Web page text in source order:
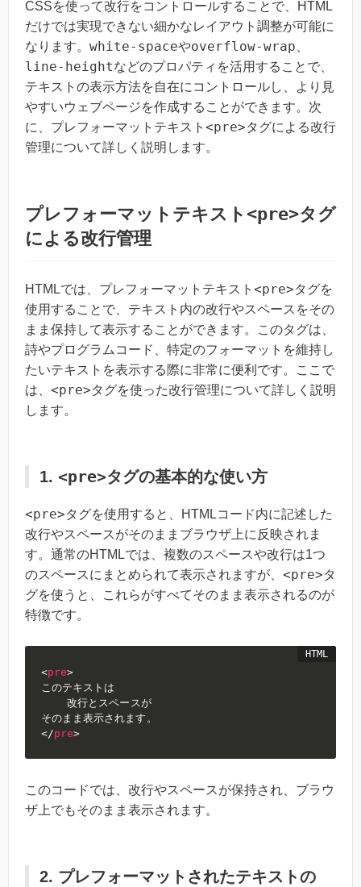
CSSを使って改行をコントロールすることで、HTML
だけでは実現できない細かなレイアウト調整が可能に
なります。 white-spaceやoverflow-wrap
line-heightなどのプロパティを活用することで、
テキストの表示方法を自在にコントロールし、より見
やすいウェブページを作成することができます。次
に、プレフォーマットテキスト <pre>タグによる改行
管理について詳しく説明します。
プレフォーマットテキスト <pre>タグ
による改行管理
HTMLでは、プレフォーマットテキスト <pre>タグを
使用することで、テキスト内の改行やスペースをその
まま保持して表示することができます。このタグは、
詩やプログラムコード、特定のフォーマットを維持し
たいテキストを表示する際に非常に便利です。ここで
は、 <pre>タグを使った改行管理について詳しく説明
します。
1. <pre>タグの基本的な使い方
<pre>タグを使用すると、HTMLコード内に記述した
改行やスペースがそのままブラウザ上に反映されま
す。通常のHTMLでは、複数のスペースや改行は1つ
のスペースにまとめられて表示されますが、 <pre>タ
グを使うと、これらがすべてそのまま表示されるのが
特徴です。
<pre>
このテキストは
    改行とスペースが
</pre>
このコードでは、改行やスペースが保持され、ブラウ
ザ上でもそのまま表示されます。
2. プレフォーマットされたテキストの